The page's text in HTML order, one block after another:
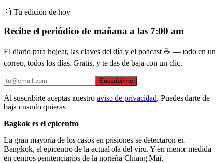
📰 Tu edición de hoy
Recibe el periódico de mañana a las 7:00 am
El diario para hojear, las claves del día y el podcast ☕ — todo en un
correo, todos los días. Gratis, y te das de baja con un clic.
Suscribirme
Al suscribirte aceptas nuestro aviso de privacidad. Puedes darte de
baja cuando quieras.
Bagkok es el epicentro
La gran mayoría de los casos en prisiones se detectaron en
Bangkok, el epicentro de la actual ola del viru. Y en menor medida
en centros penitenciarios de la norteña Chiang Mai.